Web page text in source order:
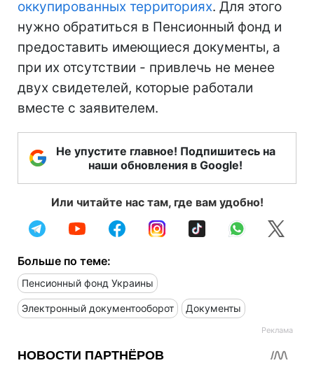
оккупированных территориях. Для этого
нужно обратиться в Пенсионный фонд и
предоставить имеющиеся документы, а
при их отсутствии - привлечь не менее
двух свидетелей, которые работали
вместе с заявителем.
Не упустите главное! Подпишитесь на
наши обновления в Google!
Или читайте нас там, где вам удобно!
Больше по теме:
Пенсионный фонд Украины
Электронный документооборот Документы